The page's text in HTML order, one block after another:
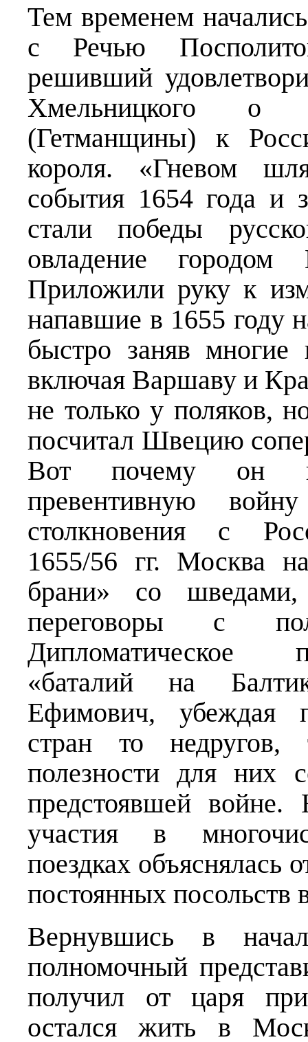
Тем временем
с Речью
решивший
Хмельницкого о
(Гетманщины) к
короля. «Гневом
события 1654 года и
стали победы
овладение
Приложили руку к
напавшие в 1655 году
быстро заняв многие
включая Варшаву и
не только у поляков,
посчитал Швецию
Вот почему он
превентивную
столкновения с
1655/56 гг. Москва
брани» со
переговоры с
Дипломатическое
«баталий на
Ефимович, убеждая
стран то
полезности для них
предстоявшей войне.
участия в
поездках объяснялась
постоянных посольств
Вернувшись в
полномочный
получил от царя
остался жить в